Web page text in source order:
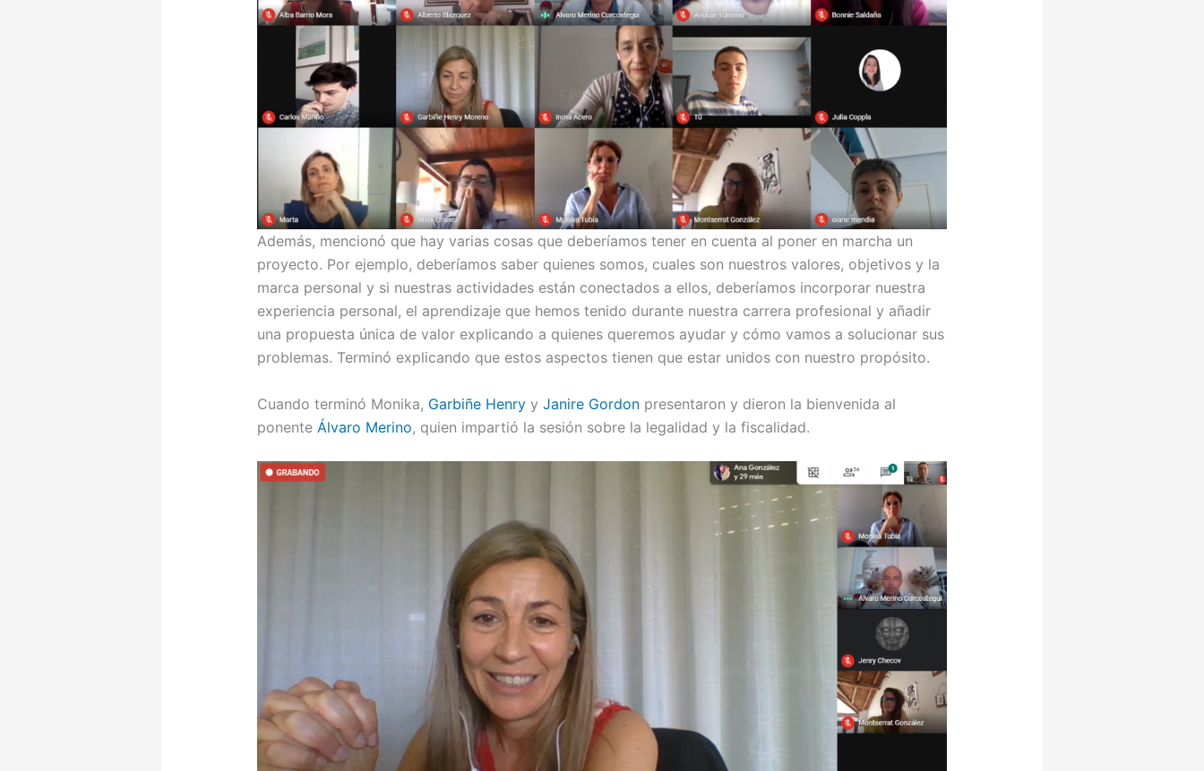
Además, mencionó que hay varias cosas que deberíamos tener en cuenta al poner en marcha un
proyecto. Por ejemplo, deberíamos saber quienes somos, cuales son nuestros valores, objetivos y la
marca personal y si nuestras actividades están conectados a ellos, deberíamos incorporar nuestra
experiencia personal, el aprendizaje que hemos tenido durante nuestra carrera profesional y añadir
una propuesta única de valor explicando a quienes queremos ayudar y cómo vamos a solucionar sus
problemas. Terminó explicando que estos aspectos tienen que estar unidos con nuestro propósito.
Cuando terminó Monika, Garbiñe Henryy Janire Gordonpresentaron y dieron la bienvenida al
ponente Álvaro Merino, quien impartió la sesión sobre la legalidad y la fiscalidad.